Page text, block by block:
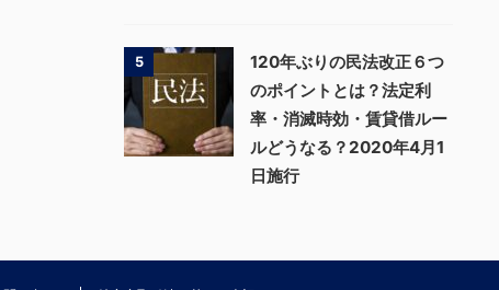
5
120年ぶりの民法改正６つ
のポイントとは？法定利
率・消滅時効・賃貸借ルー
ルどうなる？2020年4月1
日施行